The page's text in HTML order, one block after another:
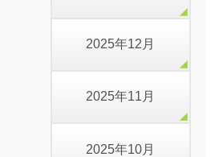
2025年12月
2025年11月
2025年10月